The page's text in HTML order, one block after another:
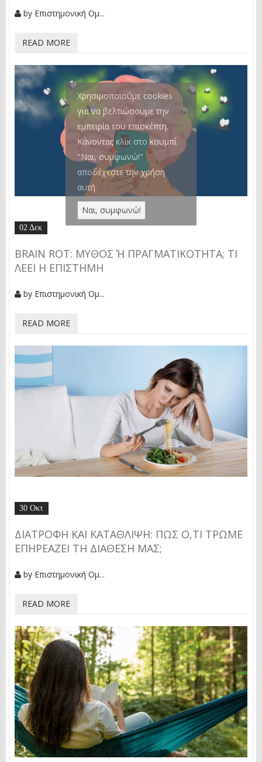
Χρησιμοποιούμε cookies
για να βελτιώσουμε την
εμπειρία του επισκέπτη.
Κάνοντας κλίκ στο κουμπί
"Ναι, συμφωνώ!"
αποδέχεστε την χρήση
αυτή.
by Επιστημονική Ομ...
READ MORE
02 Δεκ
BRAIN ROT: ΜΎΘΟΣ Ή ΠΡΑΓΜΑΤΙΚΌΤΗΤΑ; ΤΙ Λ
ΈΕΙ Η ΕΠΙΣΤΉΜΗ
by Επιστημονική Ομ...
READ MORE
30 Οκτ
ΔΙΑΤΡΟΦΉ ΚΑΙ ΚΑΤΆΘΛΙΨΗ: ​Π​ΩΣ Ό,ΤΙ ΤΡΏΜΕ
ΕΠΗΡΕΆΖΕΙ ΤΗ ΔΙΆΘΕΣΉ ΜΑΣ;
by Επιστημονική Ομ...
READ MORE